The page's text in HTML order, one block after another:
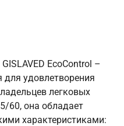
EcoControl –
для удовлетворения
легковых
60, она обладает
характеристиками: